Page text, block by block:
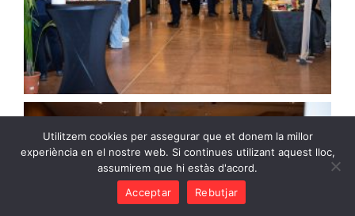
Utilitzem cookies per assegurar que et donem la millor
experiència en el nostre web. Si continues utilizant aquest lloc,
assumirem que hi estàs d'acord.
Acceptar
Rebutjar